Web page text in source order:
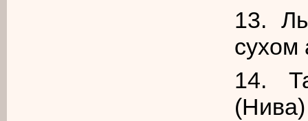
13.
сухом
14.
(Нива)